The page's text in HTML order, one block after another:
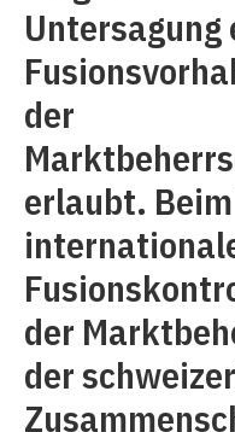
Untersagung
der
erlaubt.
der
der